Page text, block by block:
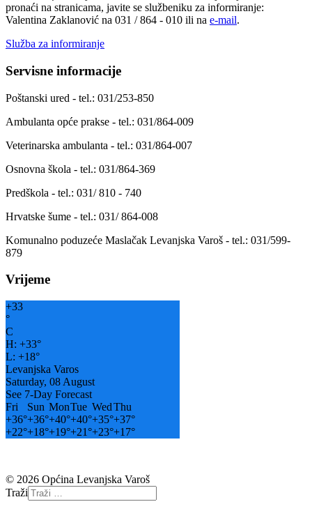
pronaći na stranicama, javite se službeniku za informiranje:
Valentina Zaklanović na 031 / 864 - 010 ili na e-mail.
Služba za informiranje
Servisne informacije
Poštanski ured - tel.: 031/253-850
Ambulanta opće prakse - tel.: 031/864-009
Veterinarska ambulanta - tel.: 031/864-007
Osnovna škola - tel.: 031/864-369
Predškola - tel.: 031/ 810 - 740
Hrvatske šume - tel.: 031/ 864-008
Komunalno poduzeće Maslačak Levanjska Varoš - tel.: 031/599-
879
Vrijeme
+33
°
C
H: +33°
L: +18°
Levanjska Varos
Saturday, 08 August
See 7-Day Forecast
Fri
Sun MonTue WedThu
+36°+36°+40°+40°+35°+37°
+22°+18°+19°+21°+23°+17°
© 2026 Općina Levanjska Varoš
Traži